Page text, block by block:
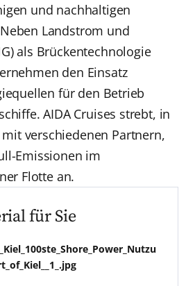
und nachhaltigen
Landstrom und
als Brückentechnologie
den Einsatz
für den Betrieb
AIDA Cruises strebt, in
verschiedenen Partnern,
Emissionen im
Flotte an.
für Sie